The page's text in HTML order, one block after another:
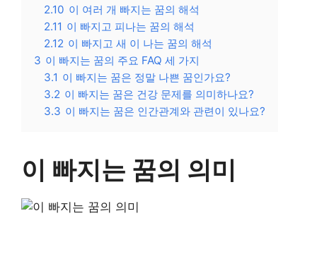
2.10 이 여러 개 빠지는 꿈의 해석
2.11 이 빠지고 피나는 꿈의 해석
2.12 이 빠지고 새 이 나는 꿈의 해석
3 이 빠지는 꿈의 주요 FAQ 세 가지
3.1 이 빠지는 꿈은 정말 나쁜 꿈인가요?
3.2 이 빠지는 꿈은 건강 문제를 의미하나요?
3.3 이 빠지는 꿈은 인간관계와 관련이 있나요?
이 빠지는 꿈의 의미